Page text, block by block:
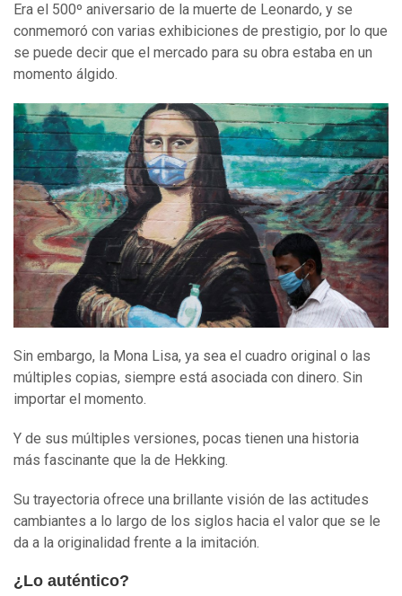
Era el 500º aniversario de la muerte de Leonardo, y se
conmemoró con varias exhibiciones de prestigio, por lo que
se puede decir que el mercado para su obra estaba en un
momento álgido.
Sin embargo, la Mona Lisa, ya sea el cuadro original o las
múltiples copias, siempre está asociada con dinero. Sin
importar el momento.
Y de sus múltiples versiones, pocas tienen una historia
más fascinante que la de Hekking.
Su trayectoria ofrece una brillante visión de las actitudes
cambiantes a lo largo de los siglos hacia el valor que se le
da a la originalidad frente a la imitación.
¿Lo auténtico?